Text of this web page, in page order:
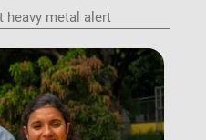
heavy metal alert